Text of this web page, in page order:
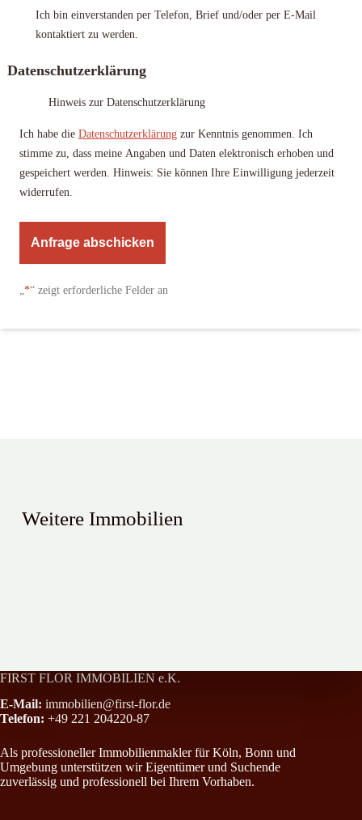
*“ zeigt erforderliche Felder an
Ich bin einverstanden per Telefon, Brief und/oder per E-Mail
kontaktiert zu werden.
Datenschutzerklärung
Hinweis zur Datenschutzerklärung
Ich habe die Datenschutzerklärung zur Kenntnis genommen. Ich
stimme zu, dass meine Angaben und Daten elektronisch erhoben und
gespeichert werden. Hinweis: Sie können Ihre Einwilligung jederzeit
widerrufen.
t
r
Weitere Immobilien
FIRST FLOR IMMOBILIEN e.K.
E-Mail: immobilien@first-flor.de
Telefon: +49 221 204220-87
Als professioneller Immobilienmakler für Köln, Bonn und
Umgebung unterstützen wir Eigentümer und Suchende
zuverlässig und professionell bei Ihrem Vorhaben.